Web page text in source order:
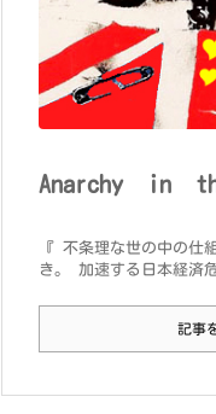
Anarchy in
『 不条理な世の中の仕
き。 加速する日本経
記事